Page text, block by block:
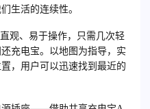
生活的连续性。
观、易于操作，只需几次轻
充电宝。以地图为指导，实
，用户可以迅速找到最近的